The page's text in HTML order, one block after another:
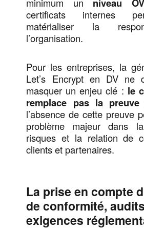
minimum un niveau
certificats internes
matérialiser la
l’organisation.
Pour les entreprises, la
Let’s Encrypt en DV ne
masquer un enjeu clé : le
remplace pas la preuve
l’absence de cette preuve
problème majeur dans
risques et la relation de
clients et partenaires.
La prise en compte
de conformité,
exigences